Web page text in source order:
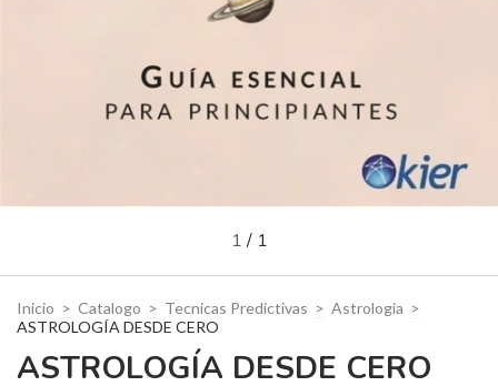
1 / 1
Inicio > Catalogo > Tecnicas Predictivas > Astrologia >
ASTROLOGÍA DESDE CERO
ASTROLOGÍA DESDE CERO